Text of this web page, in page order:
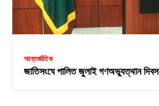
আন্তর্জাতিক
জাতিসংঘে পালিত জুলাই গণঅভ্যুত্থান দিবস